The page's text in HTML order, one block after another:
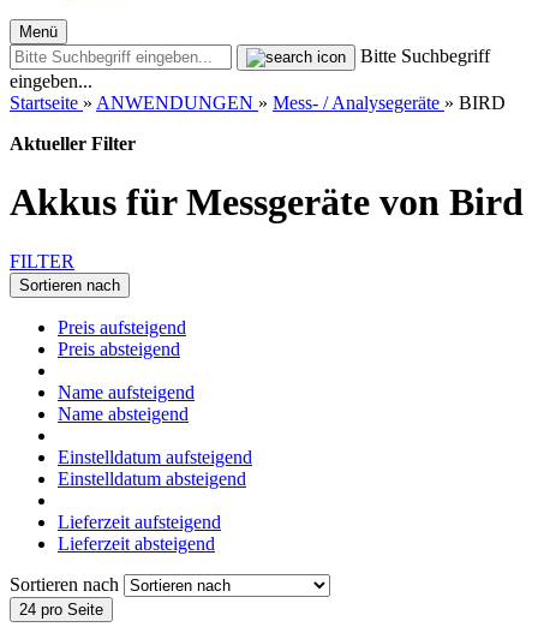
Menü
Bitte Suchbegriff
eingeben...
Startseite » ANWENDUNGEN » Mess- / Analysegeräte » BIRD
Aktueller Filter
Akkus für Messgeräte von Bird
FILTER
Sortieren nach
Preis aufsteigend
Preis absteigend
Name aufsteigend
Name absteigend
Einstelldatum aufsteigend
Einstelldatum absteigend
Lieferzeit aufsteigend
Lieferzeit absteigend
Sortieren nach
24 pro Seite